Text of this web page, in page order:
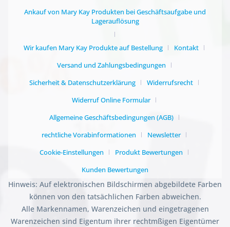
Ankauf von Mary Kay Produkten bei Geschäftsaufgabe und
Lagerauflösung
Wir kaufen Mary Kay Produkte auf Bestellung
Kontakt
Versand und Zahlungsbedingungen
Sicherheit & Datenschutzerklärung
Widerrufsrecht
Widerruf Online Formular
Allgemeine Geschäftsbedingungen (AGB)
rechtliche Vorabinformationen
Newsletter
Cookie-Einstellungen
Produkt Bewertungen
Kunden Bewertungen
Hinweis: Auf elektronischen Bildschirmen abgebildete Farben
können von den tatsächlichen Farben abweichen.
Alle Markennamen, Warenzeichen und eingetragenen
Warenzeichen sind Eigentum ihrer rechtmßigen Eigentümer